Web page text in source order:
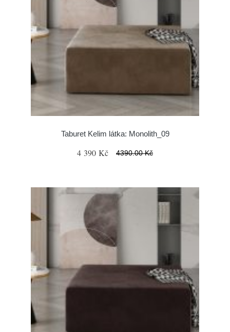
Taburet Kelim látka: Monolith_09
4 390 Kč 4390.00 Kč